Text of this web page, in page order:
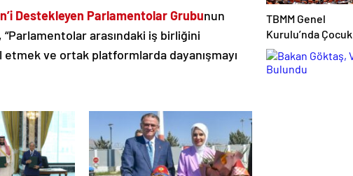
Destekleyen Parlamentolar Grubunun
arasındaki iş birliğini
ve ortak platformlarda dayanışmayı
TBMM Genel
Kurulu’nda Çocuk
Koruma Kanunu
teklifinde yeni